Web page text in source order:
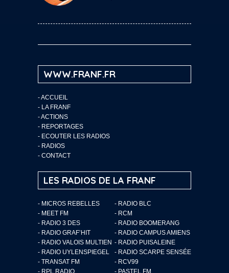
WWW.FRANF.FR
-ACCUEIL
- LA FRANF
-ACTIONS
- REPORTAGES
- ECOUTER LES RADIOS
- RADIOS
- CONTACT
LES RADIOS DE LA FRANF
- MICROS REBELLES
- RADIO BLC
- MEET FM
- RCM
- RADIO 3 DES
- RADIO BOOMERANG
- RADIO GRAF’HIT
- RADIO CAMPUS AMIENS
- RADIO VALOIS MULTIEN - RADIO PUISALEINE
- RADIO UYLENSPIEGEL
- RADIO SCARPE SENSÉE
- TRANSAT FM
- RCV99
- RPL RADIO
- PASTEL FM